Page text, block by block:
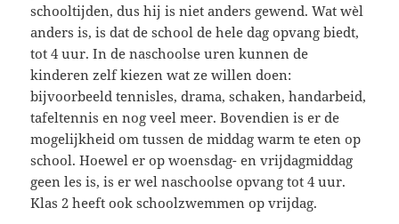
schooltijden, dus hij is niet anders gewend. Wat wèl
anders is, is dat de school de hele dag opvang biedt,
tot 4 uur. In de naschoolse uren kunnen de
kinderen zelf kiezen wat ze willen doen:
bijvoorbeeld tennisles, drama, schaken, handarbeid,
tafeltennis en nog veel meer. Bovendien is er de
mogelijkheid om tussen de middag warm te eten op
school. Hoewel er op woensdag- en vrijdagmiddag
geen les is, is er wel naschoolse opvang tot 4 uur.
Klas 2 heeft ook schoolzwemmen op vrijdag.